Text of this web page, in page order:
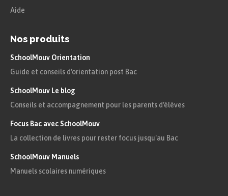
Aide
Nos produits
SchoolMouv Orientation
Guide et conseils d'orientation post Bac
SchoolMouv Le blog
Conseils et accompagnement pour les parents d'élèves
Focus Bac avec SchoolMouv
La collection de livres pour rester focus jusqu'au Bac
SchoolMouv Manuels
Manuels scolaires numériques